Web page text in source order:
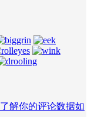
了解你的评论数据如